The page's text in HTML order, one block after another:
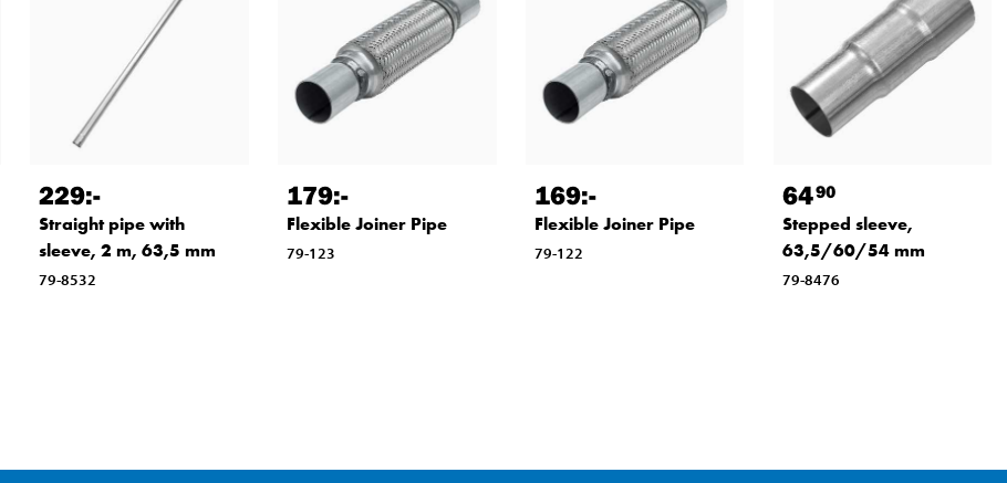
229:-
Straight pipe with
sleeve, 2 m, 63,5 mm
79-8532
179:-
Flexible Joiner Pipe
79-123
169:-
Flexible Joiner Pipe
79-122
6490
Stepped sleeve,
63,5/60/54 mm
79-8476